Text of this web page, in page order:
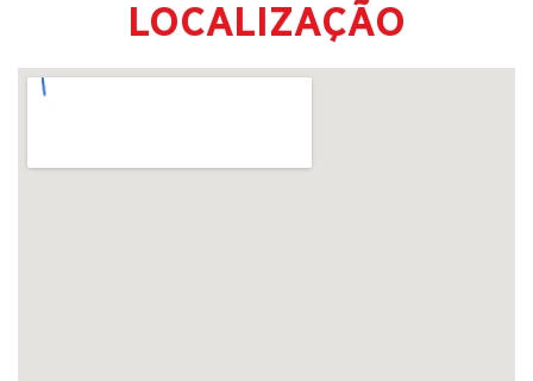
LOCALIZAÇÃO